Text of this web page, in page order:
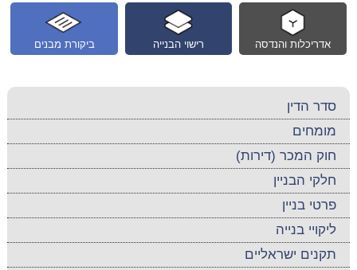
ביקורת מבנים רישוי הבנייה אדריכלות והנדסה
סדר הדין
מומחים
חוק המכר (דירות)
חלקי הבניין
פרטי בניין
ליקויי בנייה
תקנים ישראליים